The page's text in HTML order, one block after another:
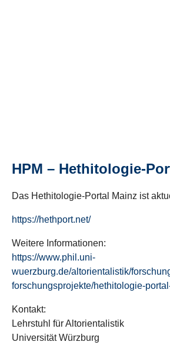
HPM – Hethitologie-
Das Hethitologie-Portal Mainz ist
https://hethport.net/
Weitere Informationen:
https://www.phil.uni-
wuerzburg.de/altorientalistik/
forschungsprojekte/hethitologie-
Kontakt:
Lehrstuhl für Altorientalistik
Universität Würzburg